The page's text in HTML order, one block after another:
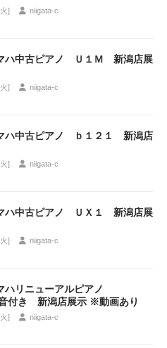
] niigata-c
マハ中古ピアノ Ｕ１Ｍ 新潟店展
] niigata-c
マハ中古ピアノ ｂ１２１ 新潟店
] niigata-c
マハ中古ピアノ ＵＸ１ 新潟店展
] niigata-c
ハリニューアルピアノ
付き 新潟店展示 ※動画あり
] niigata-c